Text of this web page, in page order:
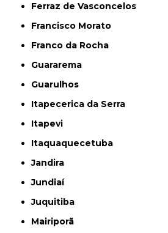
Ferraz de Vasconcelos
Francisco Morato
Franco da Rocha
Guararema
Guarulhos
Itapecerica da Serra
Itapevi
Itaquaquecetuba
Jandira
Jundiaí
Juquitiba
Mairiporã